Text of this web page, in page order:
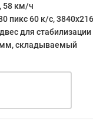
GHz
—
при
58 км/ч
пикс 60 к/с,
для стабилизации
складываемый